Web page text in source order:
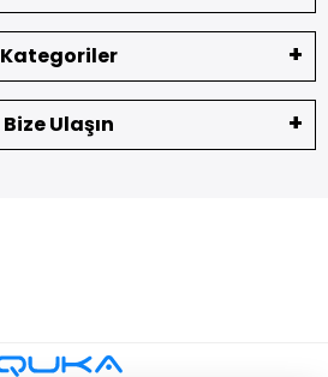
Kategoriler
Bize Ulaşın